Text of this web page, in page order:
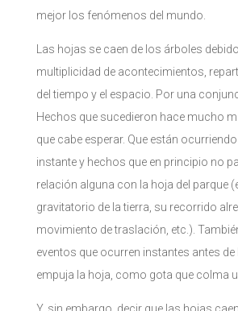
mejor los fenómenos del mundo.
Las hojas se caen de los árboles
multiplicidad de acontecimientos,
del tiempo y el espacio. Por una
Hechos que sucedieron hace mucho
que cabe esperar. Que están
instante y hechos que en principio no
relación alguna con la hoja del parque
gravitatorio de la tierra, su recorrido
movimiento de traslación, etc.).
eventos que ocurren instantes antes de
empuja la hoja, como gota que colma